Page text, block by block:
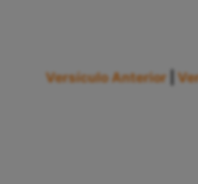
Versículo Anterior